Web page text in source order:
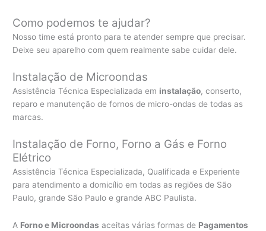
Como podemos te ajudar?
Nosso time está pronto para te atender sempre que precisar.
Deixe seu aparelho com quem realmente sabe cuidar dele.
Instalação de Microondas
Assistência Técnica Especializada em instalação, conserto,
reparo e manutenção de fornos de micro-ondas de todas as
marcas.
Instalação de Forno, Forno a Gás e Forno
Elétrico
Assistência Técnica Especializada, Qualificada e Experiente
para atendimento a domicílio em todas as regiões de São
Paulo, grande São Paulo e grande ABC Paulista.
A Forno e Microondas aceitas várias formas de Pagamentos